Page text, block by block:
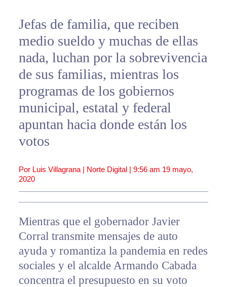
Jefas de familia, que reciben
medio sueldo y muchas de ellas
nada, luchan por la sobrevivencia
de sus familias, mientras los
programas de los gobiernos
municipal, estatal y federal
apuntan hacia donde están los
votos
Por Luis Villagrana | Norte Digital | 9:56 am 19 mayo,
2020
Mientras que el gobernador Javier
Corral transmite mensajes de auto
ayuda y romantiza la pandemia en redes
sociales y el alcalde Armando Cabada
concentra el presupuesto en su voto